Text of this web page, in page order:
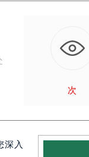
次
深入